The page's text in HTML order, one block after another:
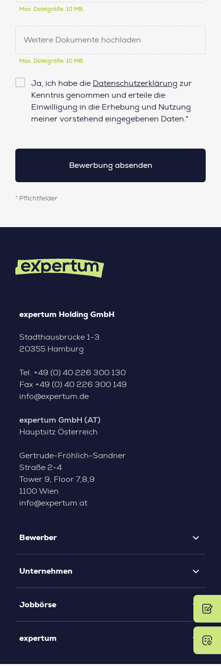
Max. Dateigröße: 10 MB.
Weitere Dokumente hochladen
Max. Dateigröße: 10 MB.
Checkbox
Datenschutz*
Ja, ich habe die Datenschutzerklärung zur
Kenntnis genommen und erteile die
Einwilligung in die Erhebung und Nutzung
meiner vorstehend eingegebenen Daten.*
* Pflichtfelder
expertum Holding GmbH
Stadthausbrücke 1-3
20355 Hamburg
Tel. +49 (0) 40 226 300 130
Fax +49 (0) 40 226 300 149
info@expertum.de
expertum GmbH (AT)
Hauptsitz Österreich
Gertrude-Fröhlich-Sandner
Straße 2-4
Tower 9, Floor 7,8,9
1100 Wien
info@expertum.at
Bewerber
Unternehmen
Jobbörse
expertum